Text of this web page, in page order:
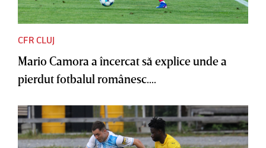
CFR CLUJ
Mario Camora a încercat să explice unde a
pierdut fotbalul românesc....